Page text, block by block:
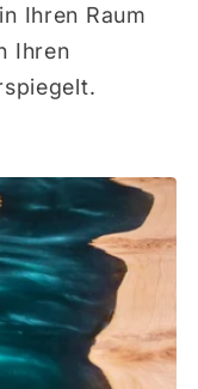
Ihren Raum
Ihren